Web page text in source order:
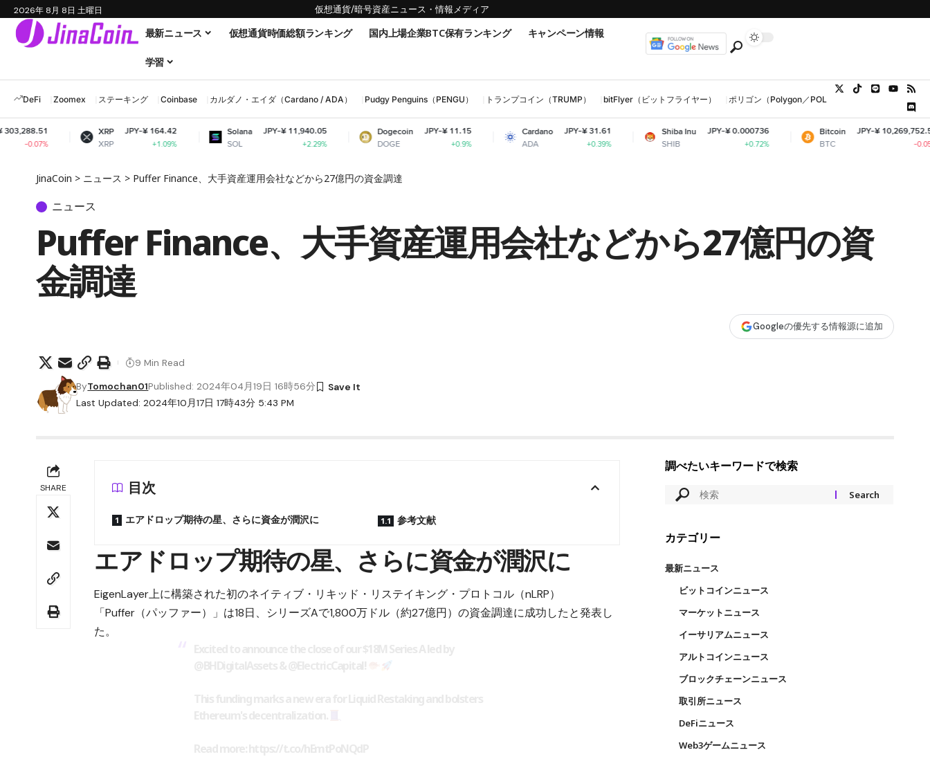
2026年 8月 8日 土曜日 仮想通貨/暗号資産ニュース・情報メディア
最新ニュース 仮想通貨時価総額ランキング 国内上場企業BTC保有ランキング キャンペーン情報
学習
DeFi Zoomex ステーキング Coinbase カルダノ・エイダ（Cardano / ADA） Pudgy Penguins（PENGU） トランプコイン（TRUMP） bitFlyer（ビットフライヤー） ポリゴン（Polygon／POL、MATIC）
XRP
XRP
JPY-¥ 164.42
+1.09%
Solana
SOL
JPY-¥ 11,940.05
Dogecoin
DOGE
JPY-¥ 11.15
+0.9%
Cardano
ADA
JPY-¥ 31.61
+0.39%
Shiba Inu
SHIB
JPY-¥ 0.000736
Bitcoin
BTC
JPY-¥ 10,269,752.56
JinaCoin > ニュース > Puffer Finance、大手資産運用会社などから27億円の資金調達
ニュース
Puffer Finance、大手資産運用会社などから27億円の資
金調達
Googleの優先する情報源に追加
Last Updated: 2024年10月17日 17時43分 5:43 PM
ByTomochan01Published: 2024年04月19日 16時56分
9 Min Read
SHARE 目次
エアドロップ期待の星、さらに資金が潤沢に 参考文献
エアドロップ期待の星、さらに資金が潤沢に
EigenLayer上に構築された初のネイティブ・リキッド・リステイキング・プロトコル（nLRP）
「Puffer（パッファー）」は18日、シリーズAで1,800万ドル（約27億円）の資金調達に成功したと発表し
た。
調べたいキーワードで検索
カテゴリー
最新ニュース
ビットコインニュース
マーケットニュース
イーサリアムニュース
アルトコインニュース
ブロックチェーンニュース
取引所ニュース
DeFiニュース
Web3ゲームニュース